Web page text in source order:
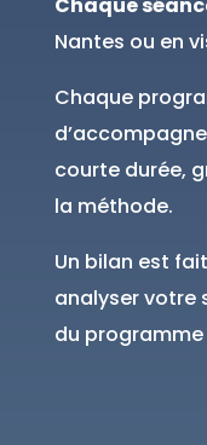
Nantes ou en
Chaque
courte durée,
la méthode.
Un bilan est
analyser votre
du